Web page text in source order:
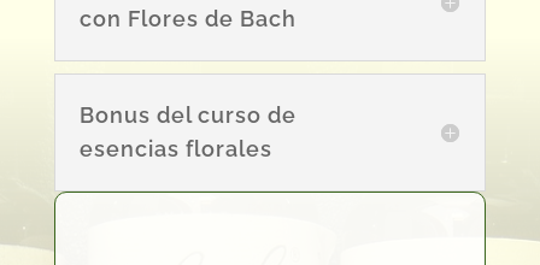
con Flores de Bach
Bonus del curso de
esencias florales